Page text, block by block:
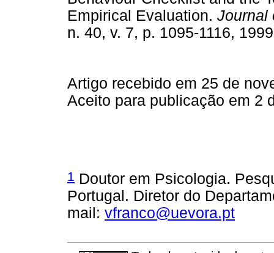
Empirical Evaluation. Journal
n. 40, v. 7, p. 1095-1116,
Artigo recebido em 25 de
Aceito para publicação em 2
1 Doutor em Psicologia.
Portugal. Diretor do
mail: vfranco@uevora.pt